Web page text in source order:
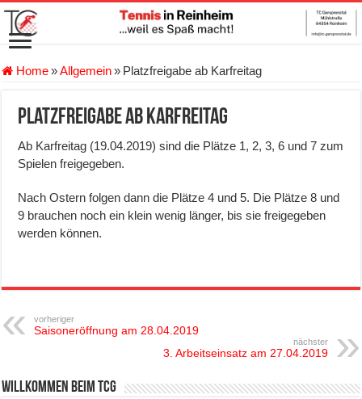
Home»Allgemein» Platzfreigabe ab Karfreitag
Platzfreigabe ab Karfreitag
Ab Karfreitag (19.04.2019) sind die Plätze 1, 2, 3, 6 und 7 zum
Spielen freigegeben.
Nach Ostern folgen dann die Plätze 4 und 5. Die Plätze 8 und
9 brauchen noch ein klein wenig länger, bis sie freigegeben
werden können.
vorheriger
Saisoneröffnung am 28.04.2019
nächster
3. Arbeitseinsatz am 27.04.2019
Willkommen beim TCG